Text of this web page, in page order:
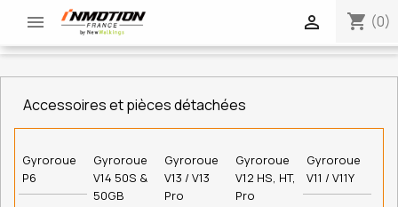
 shopping_cart (0)

Accessoires et pièces détachées
Gyroroue
P6
Gyroroue
V14 50S &
50GB
Gyroroue
V13 / V13
Pro
Gyroroue
V12 HS, HT,
Pro
Gyroroue
V11 / V11Y